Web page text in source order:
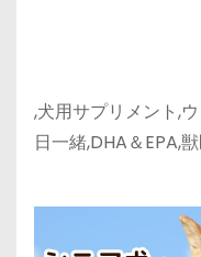
,犬用サプリメント,
日一緒,DHA＆EPA,